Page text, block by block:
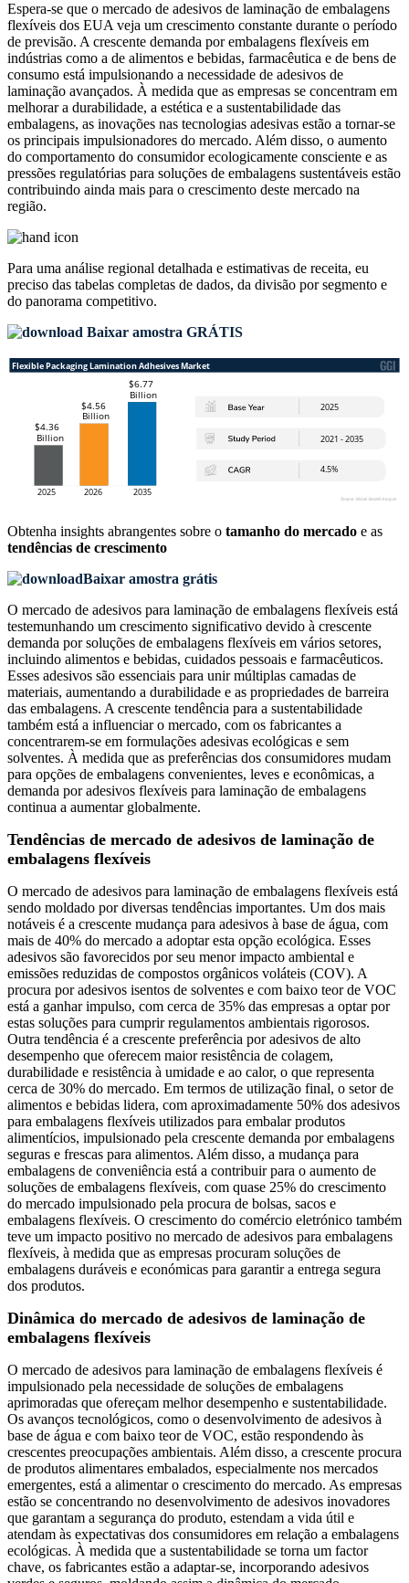
Espera-se que o mercado de adesivos de laminação de embalagens
flexíveis dos EUA veja um crescimento constante durante o período
de previsão. A crescente demanda por embalagens flexíveis em
indústrias como a de alimentos e bebidas, farmacêutica e de bens de
consumo está impulsionando a necessidade de adesivos de
laminação avançados. À medida que as empresas se concentram em
melhorar a durabilidade, a estética e a sustentabilidade das
embalagens, as inovações nas tecnologias adesivas estão a tornar-se
os principais impulsionadores do mercado. Além disso, o aumento
do comportamento do consumidor ecologicamente consciente e as
pressões regulatórias para soluções de embalagens sustentáveis ​​estão
contribuindo ainda mais para o crescimento deste mercado na
região.
Para uma análise regional detalhada e estimativas de receita, eu
preciso das tabelas completas de dados, da divisão por segmento e
do panorama competitivo.
Baixar amostra GRÁTIS
Obtenha insights abrangentes sobre o tamanho do mercado e as
tendências de crescimento
Baixar amostra grátis
O mercado de adesivos para laminação de embalagens flexíveis está
testemunhando um crescimento significativo devido à crescente
demanda por soluções de embalagens flexíveis em vários setores,
incluindo alimentos e bebidas, cuidados pessoais e farmacêuticos.
Esses adesivos são essenciais para unir múltiplas camadas de
materiais, aumentando a durabilidade e as propriedades de barreira
das embalagens. A crescente tendência para a sustentabilidade
também está a influenciar o mercado, com os fabricantes a
concentrarem-se em formulações adesivas ecológicas e sem
solventes. À medida que as preferências dos consumidores mudam
para opções de embalagens convenientes, leves e econômicas, a
demanda por adesivos flexíveis para laminação de embalagens
continua a aumentar globalmente.
Tendências de mercado de adesivos de laminação de
embalagens flexíveis
O mercado de adesivos para laminação de embalagens flexíveis está
sendo moldado por diversas tendências importantes. Um dos mais
notáveis ​​é a crescente mudança para adesivos à base de água, com
mais de 40% do mercado a adoptar esta opção ecológica. Esses
adesivos são favorecidos por seu menor impacto ambiental e
emissões reduzidas de compostos orgânicos voláteis (COV). A
procura por adesivos isentos de solventes e com baixo teor de VOC
está a ganhar impulso, com cerca de 35% das empresas a optar por
estas soluções para cumprir regulamentos ambientais rigorosos.
Outra tendência é a crescente preferência por adesivos de alto
desempenho que oferecem maior resistência de colagem,
durabilidade e resistência à umidade e ao calor, o que representa
cerca de 30% do mercado. Em termos de utilização final, o setor de
alimentos e bebidas lidera, com aproximadamente 50% dos adesivos
para embalagens flexíveis utilizados para embalar produtos
alimentícios, impulsionado pela crescente demanda por embalagens
seguras e frescas para alimentos. Além disso, a mudança para
embalagens de conveniência está a contribuir para o aumento de
soluções de embalagens flexíveis, com quase 25% do crescimento
do mercado impulsionado pela procura de bolsas, sacos e
embalagens flexíveis. O crescimento do comércio eletrónico também
teve um impacto positivo no mercado de adesivos para embalagens
flexíveis, à medida que as empresas procuram soluções de
embalagens duráveis ​​e económicas para garantir a entrega segura
dos produtos.
Dinâmica do mercado de adesivos de laminação de
embalagens flexíveis
O mercado de adesivos para laminação de embalagens flexíveis é
impulsionado pela necessidade de soluções de embalagens
aprimoradas que ofereçam melhor desempenho e sustentabilidade.
Os avanços tecnológicos, como o desenvolvimento de adesivos à
base de água e com baixo teor de VOC, estão respondendo às
crescentes preocupações ambientais. Além disso, a crescente procura
de produtos alimentares embalados, especialmente nos mercados
emergentes, está a alimentar o crescimento do mercado. As empresas
estão se concentrando no desenvolvimento de adesivos inovadores
que garantam a segurança do produto, estendam a vida útil e
atendam às expectativas dos consumidores em relação a embalagens
ecológicas. À medida que a sustentabilidade se torna um factor
chave, os fabricantes estão a adaptar-se, incorporando adesivos